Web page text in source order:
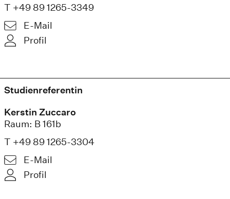
T +49 89 1265-3349
E-Mail
Profil
Studienreferentin
Kerstin Zuccaro
Raum: B 161b
T +49 89 1265-3304
E-Mail
Profil